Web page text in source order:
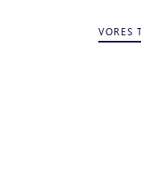
VORES